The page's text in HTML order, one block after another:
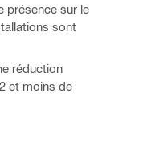
présence sur le
sont
réduction
et moins de